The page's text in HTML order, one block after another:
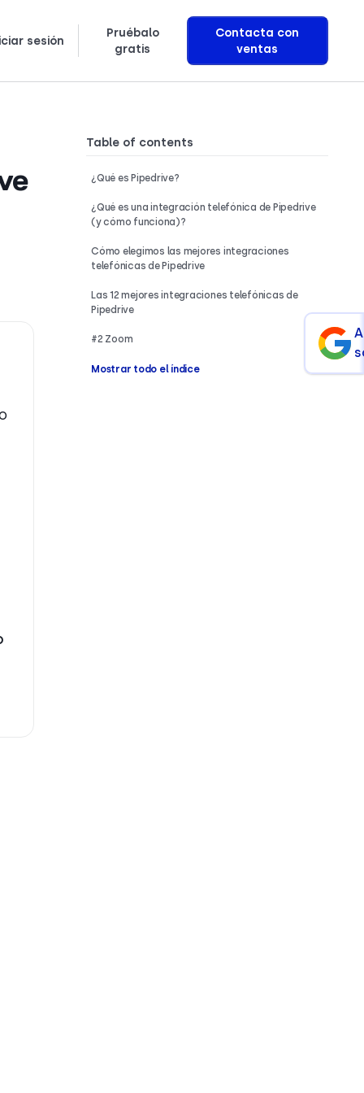
sesión
Pruébalo
gratis
Contacta con
ventas
Table of contents
¿Qué es Pipedrive?
¿Qué es una integración telefónica de Pipedrive
(y cómo funciona)?
Cómo elegimos las mejores integraciones
telefónicas de Pipedrive
Las 12 mejores integraciones telefónicas de
Pipedrive
#2 Zoom
Mostrar todo el índice